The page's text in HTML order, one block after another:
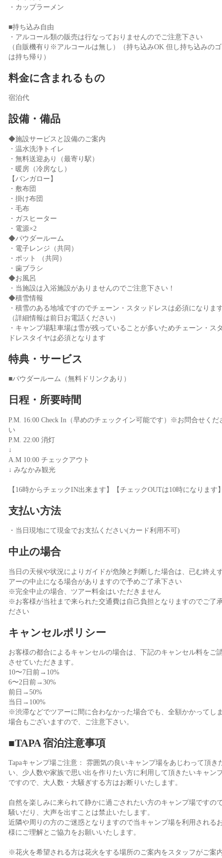
・カップラーメン
■持ち込み自由
・アルコール類の販売は行なっておりませんのでご注意下さい
（自販機有り※アルコールは無し）（持ち込みOK 但し持ち込みの
は持ち帰り）
料金に含まれるもの
宿泊代
設備・備品
◆施設サービスと設備のご案内
・温水洗浄トイレ
・無料送迎あり（最寄り駅）
・暖房（冷房なし）
【バンガロー】
・敷布団
・掛け布団
・毛布
・ガスヒーター
・電源×2
◆パウダールーム
・電子レンジ（共同）
・ポット （共同）
・歯ブラシ
◆お風呂
・当施設は入浴施設がありませんのでご注意下さい！
◆積雪情報
・積雪のある地域ですのでチェーン・スタッドレスは必須になりま
（詳細情報は前日お電話ください）
・キャンプ場駐車場は雪が残っていることが多いためチェーン・ス
ドレスタイヤは必須となります
特典・サービス
■パウダールーム（無料ドリンクあり）
日程・所要時間
P.M. 16:00 Check In（早めのチェックイン可能です）※お問合せくだ
い
P.M. 22:00 消灯
↓
A.M 10:00 チェックアウト
↓ みなかみ観光
【16時からチェックIN出来ます】【チェックOUTは10時になります
支払い方法
・当日現地にて現金でお支払ください(カード利用不可)
中止の場合
当日の天候や状況によりガイドが危険と判断した場合は、已む終え
アーの中止になる場合がありますので予めご了承下さい
※完全中止の場合、ツアー料金はいただきません
※お客様が当社まで来られた交通費は自己負担となりますのでご了
ださい
キャンセルポリシー
お客様の都合によるキャンセルの場合は、下記のキャンセル料をご
させていただきます。
10〜7日前→10%
6〜2日前→30%
前日→50%
当日→100%
※渋滞などでツアーに間に合わなかった場合でも、全額かかってし
場合もございますので、ご注意下さい。
■TAPA 宿泊注意事項
Tapaキャンプ場ご注意： 雰囲気の良いキャンプ場をあじわって頂き
い、少人数や家族で思い出を作りたい方に利用して頂きたいキャン
ですので、大人数・大騒ぎする方はお断りいたします。
自然を楽しみに来られて静かに過ごされたい方のキャンプ場ですの
騒いだり、大声を出すことは禁止いたします。
近隣や周りの方のご迷惑となりますので当キャンプ場を利用される
様にご理解とご協力をお願いいたします。
※花火を希望される方は花火をする場所のご案内をスタッフがご案